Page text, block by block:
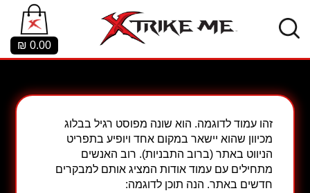
0.00
₪
זהו עמוד לדוגמה. הוא שונה מפוסט רגיל בבלוג
מכיוון שהוא יישאר במקום אחד ויופיע בתפריט
הניווט באתר (ברוב התבניות). רוב האנשים
מתחילים עם עמוד אודות המציג אותם למבקרים
חדשים באתר. הנה תוכן לדוגמה: